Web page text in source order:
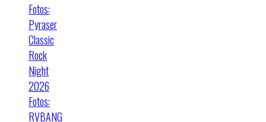
Fotos:
Pyraser
Classic
Rock
Night
2026
Fotos:
RVBANG